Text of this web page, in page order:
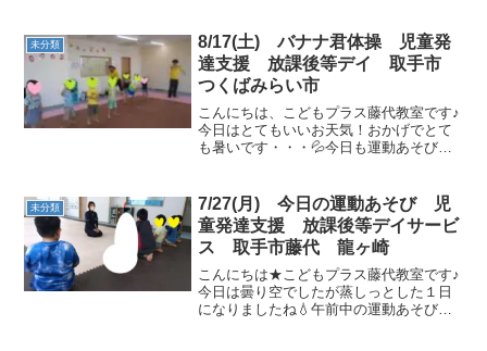
未分類
8/17(土) バナナ君体操 児童発
達支援 放課後等デイ 取手市
つくばみらい市
こんにちは、こどもプラス藤代教室です♪
今日はとてもいいお天気！おかげでとて
も暑いです・・・💦今日も運動あそび頑
君体操」！子どもたちとっても上手です♪
サーキット運動フー...
未分類
7/27(月) 今日の運動あそび 児
童発達支援 放課後等デイサービ
ス 取手市藤代 龍ヶ崎
こんにちは★こどもプラス藤代教室です♪
今日は曇り空でしたが蒸しっとした１日
になりましたね💧午前中の運動あそび🌈